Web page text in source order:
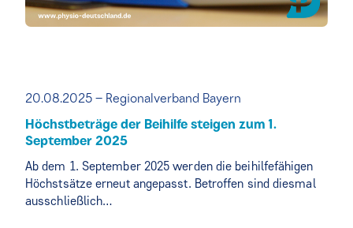
20.08.2025 – Regionalverband Bayern
Höchstbeträge der Beihilfe steigen zum 1.
September 2025
Ab dem 1. September 2025 werden die beihilfefähigen
Höchstsätze erneut angepasst. Betroffen sind diesmal
ausschließlich…